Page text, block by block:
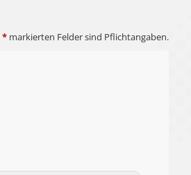
* markierten Felder sind Pflichtangaben.